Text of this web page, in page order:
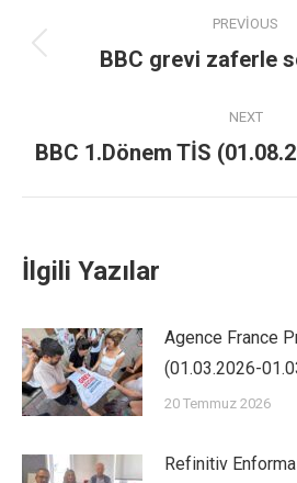
PREVIOUS
BBC grevi zaferle
NEXT
BBC 1.Dönem TİS
İlgili Yazılar
Agence France
(01.03.2026-
20 Temmuz 2026
Refinitiv